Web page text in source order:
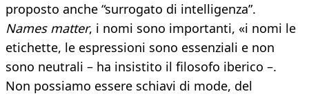
proposto anche “surrogato di intelligenza”.
Names matter, i nomi sono importanti, «i nomi le
etichette, le espressioni sono essenziali e non
sono neutrali – ha insistito il filosofo iberico –.
Non possiamo essere schiavi di mode, del